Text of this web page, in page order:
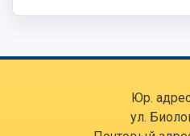
Юр.
ул.